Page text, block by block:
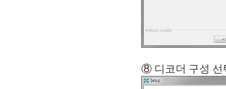
⑧ 디코